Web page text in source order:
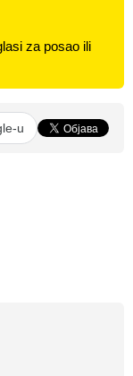
za posao ili
u